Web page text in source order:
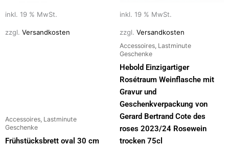
inkl. 19 % MwSt.
zzgl. Versandkosten
Accessoires, Lastminute
Geschenke
Frühstücksbrett oval 30 cm
inkl. 19 % MwSt.
zzgl. Versandkosten
Accessoires, Lastminute
Geschenke
Hebold Einzigartiger
Rosétraum Weinflasche mit
Gravur und
Geschenkverpackung von
Gerard Bertrand Cote des
roses 2023/24 Rosewein
trocken 75cl